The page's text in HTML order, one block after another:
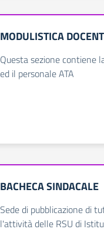
MODULISTICA
Questa sezione contiene
ed il personale ATA
BACHECA SINDACALE
Sede di pubblicazione di
l'attività delle RSU di